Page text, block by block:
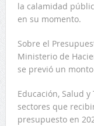
la calamidad
en su momento.
Sobre el
Ministerio de
se previó un
Educación, Salud
sectores que
presupuesto en